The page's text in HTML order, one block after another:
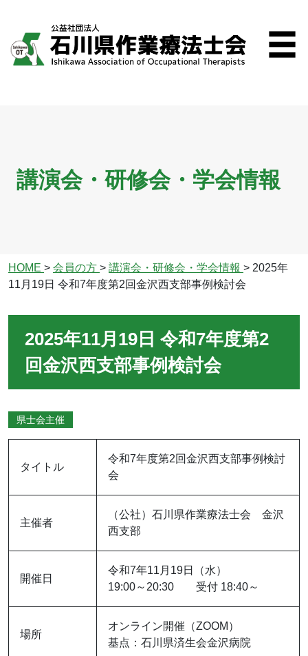
講演会・研修会・学会情報
HOME > 会員の方 > 講演会・研修会・学会情報 > 2025年
11月19日 令和7年度第2回金沢西支部事例検討会
2025年11月19日 令和7年度第2
回金沢西支部事例検討会
県士会主催
タイトル
令和7年度第2回金沢西支部事例検討
会
主催者
（公社）石川県作業療法士会 金沢
西支部
開催日
令和7年11月19日（水）
19:00～20:30 受付 18:40～
場所
オンライン開催（ZOOM）
基点：石川県済生会金沢病院